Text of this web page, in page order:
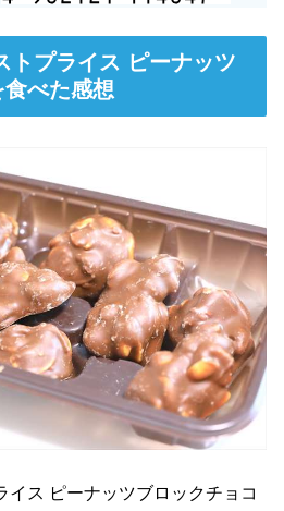
トプライス ピーナッツ
べた感想
イス ピーナッツブロックチョコ